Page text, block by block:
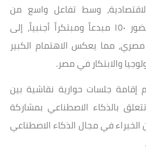
وسط تفاعل واسع من
الحضور الخبراء بحضور ١٥٠ مبدعاً ومبتكراً أجنبياً، إلى
مشارك مصري، مما يعكس الاهتمام الكبير
والابتكار في مصر.
إقامة جلسات حوارية نقاشية بين
بالذكاء الاصطناعي بمشاركة
الخبراء في مجال الذكاء الاصطناعي